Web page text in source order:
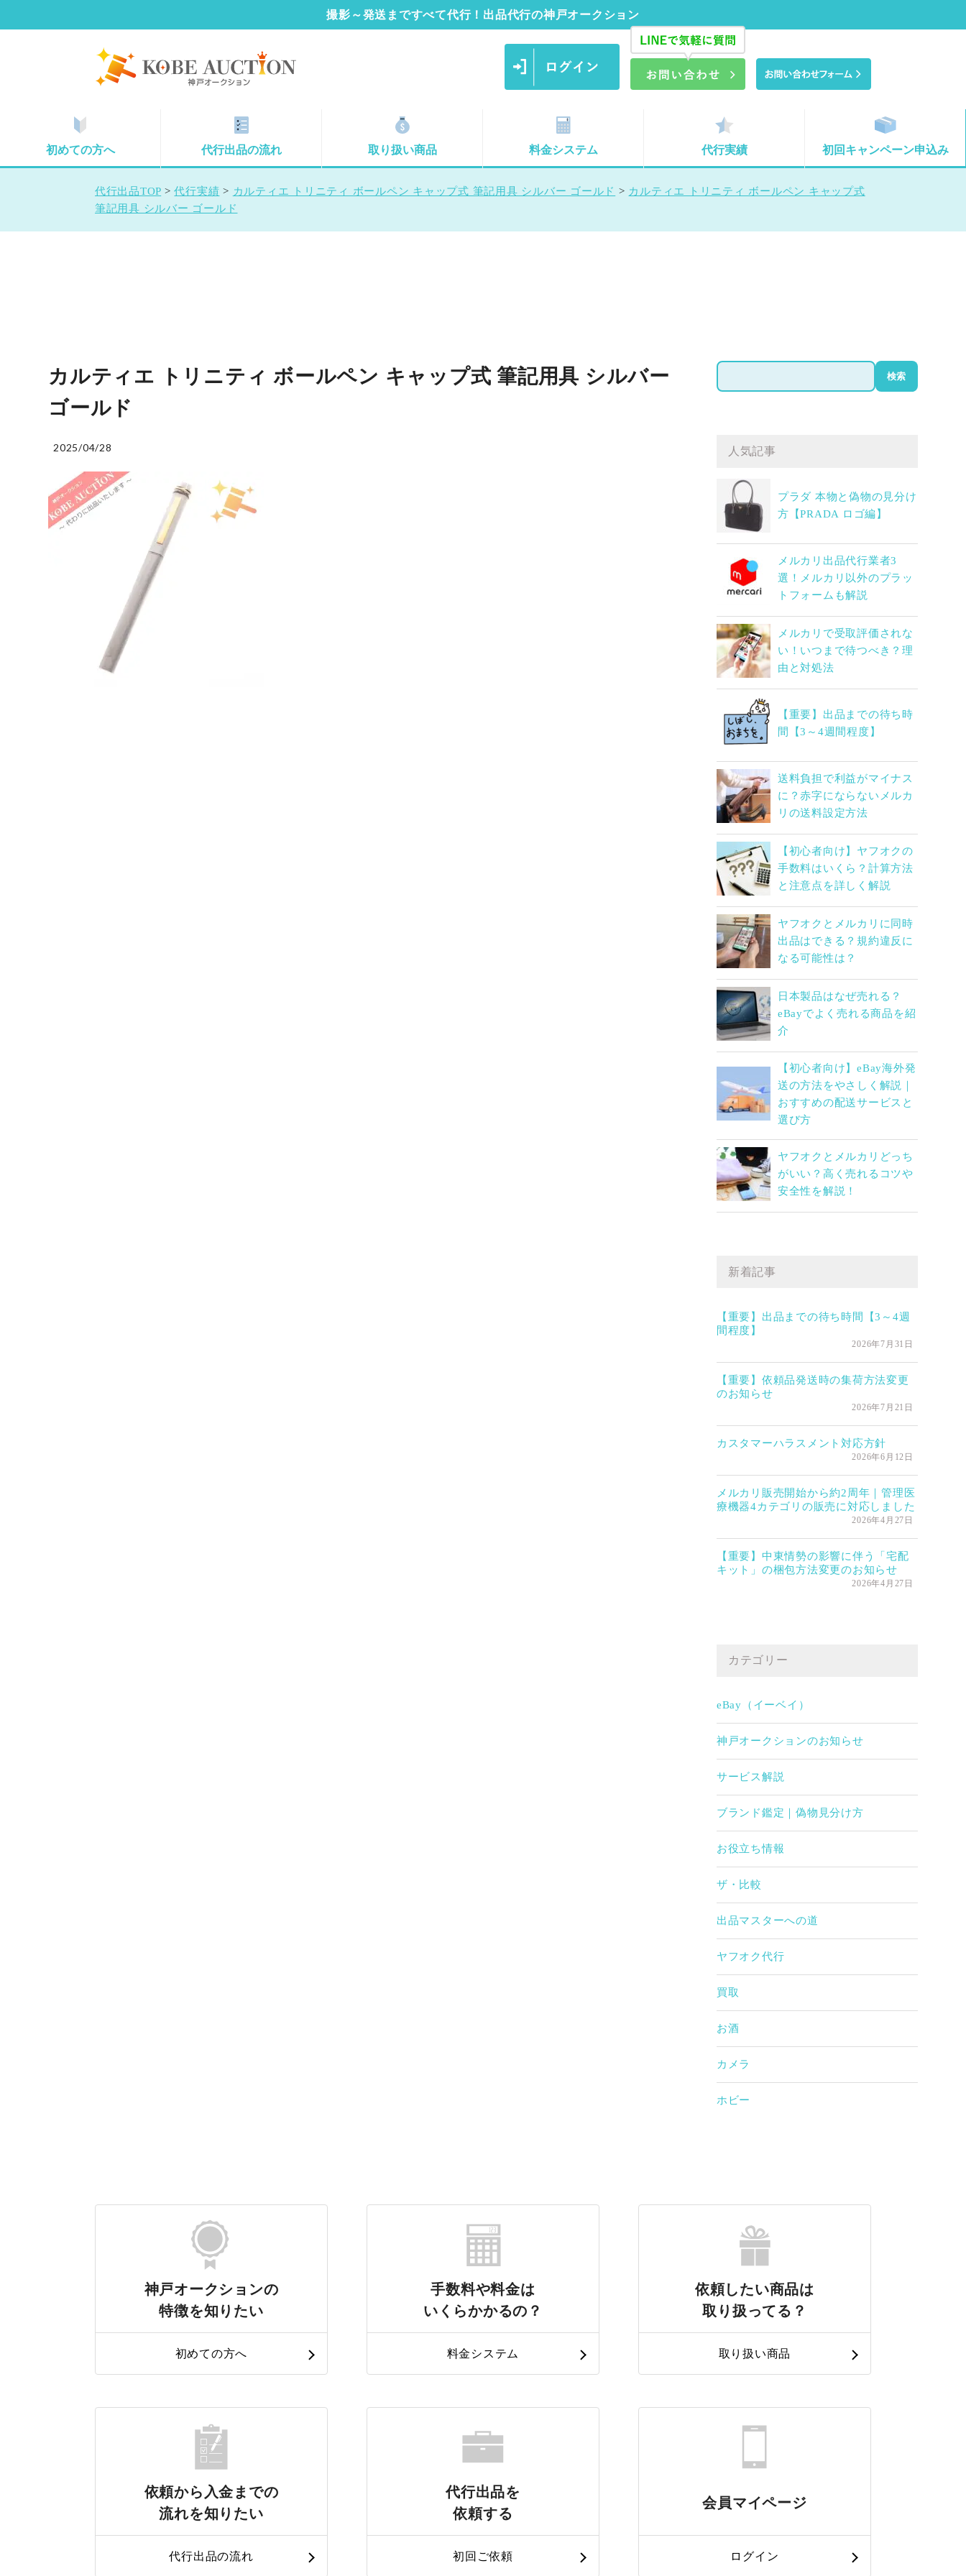
撮影～発送まですべて代行！出品代行の神戸オークション
初めての方へ 代行出品の流れ 取り扱い商品 料金システム 代行実績 初回キャンペーン申込み
代行出品TOP >代行実績 > カルティエ トリニティ ボールペン キャップ式 筆記用具 シルバー ゴールド > カルティエ トリニティ ボールペン キャップ式
筆記用具 シルバー ゴールド
カルティエ トリニティ ボールペン キャップ式 筆記用具 シルバー
ゴールド
2025/04/28
検
索
検索
人気記事
プラダ 本物と偽物の見分け
方【PRADA ロゴ編】
メルカリ出品代行業者3
選！メルカリ以外のプラッ
トフォームも解説
メルカリで受取評価されな
い！いつまで待つべき？理
由と対処法
【重要】出品までの待ち時
間【3～4週間程度】
送料負担で利益がマイナス
に？赤字にならないメルカ
リの送料設定方法
【初心者向け】ヤフオクの
手数料はいくら？計算方法
と注意点を詳しく解説
ヤフオクとメルカリに同時
出品はできる？規約違反に
なる可能性は？
日本製品はなぜ売れる？
eBayでよく売れる商品を紹
介
【初心者向け】eBay海外発
送の方法をやさしく解説｜
おすすめの配送サービスと
選び方
ヤフオクとメルカリどっち
がいい？高く売れるコツや
安全性を解説！
新着記事
【重要】出品までの待ち時間【3～4週
間程度】
2026年7月31日
【重要】依頼品発送時の集荷方法変更
のお知らせ
2026年7月21日
カスタマーハラスメント対応方針
2026年6月12日
メルカリ販売開始から約2周年｜管理医
療機器4カテゴリの販売に対応しました
2026年4月27日
【重要】中東情勢の影響に伴う「宅配
キット」の梱包方法変更のお知らせ
2026年4月27日
カテゴリー
eBay（イーベイ）
神戸オークションのお知らせ
サービス解説
ブランド鑑定｜偽物見分け方
お役立ち情報
ザ・比較
出品マスターへの道
ヤフオク代行
買取
お酒
カメラ
ホビー
神戸オークションの
特徴を知りたい
初めての方へ
手数料や料金は
いくらかかるの？
料金システム
依頼したい商品は
取り扱ってる？
取り扱い商品
依頼から入金までの
流れを知りたい
代行出品の流れ
代行出品を
依頼する
初回ご依頼
会員マイページ
ログイン